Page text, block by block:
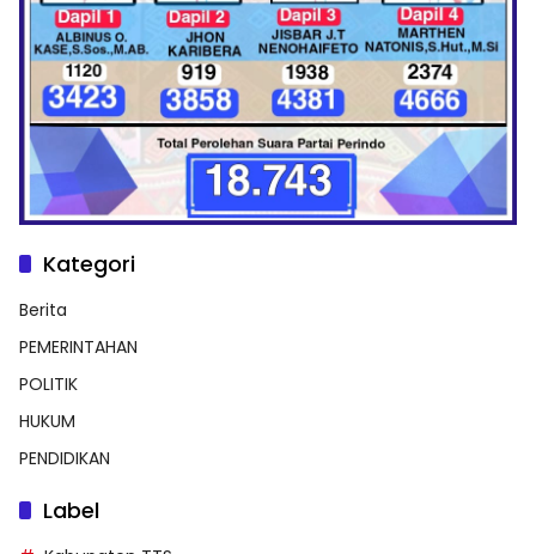
Kategori
Berita
PEMERINTAHAN
POLITIK
HUKUM
PENDIDIKAN
Label